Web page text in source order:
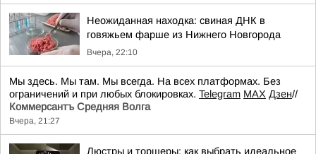
Неожиданная находка: свиная ДНК в
говяжьем фарше из Нижнего Новгорода
Вчера, 22:10
Мы здесь. Мы там. Мы всегда. На всех платформах. Без
ограничений и при любых блокировках. Telegram MAX Дзен//
Коммерсантъ Средняя Волга
Вчера, 21:27
Люстры и торшеры: как выбрать идеальное